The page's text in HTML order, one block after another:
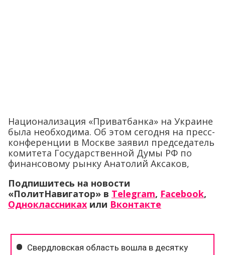
Национализация «Приватбанка» на Украине
была необходима. Об этом сегодня на пресс-
конференции в Москве заявил председатель
комитета Государственной Думы РФ по
финансовому рынку Анатолий Аксаков,
Подпишитесь на новости
«ПолитНавигатор» в Telegram, Facebook,
Одноклассниках или Вконтакте